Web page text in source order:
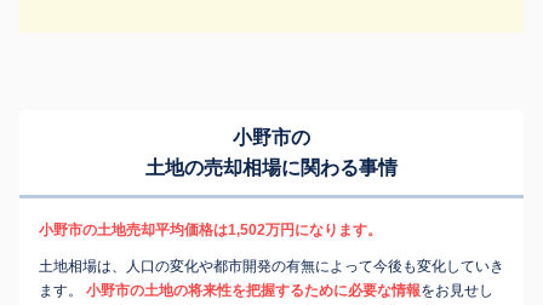
小野市の
土地の売却相場に関わる事情
小野市の土地売却平均価格は1,502万円になります。
土地相場は、人口の変化や都市開発の有無によって今後も変化していき
ます。
小野市の土地の将来性を把握するために必要な情報をお見せし